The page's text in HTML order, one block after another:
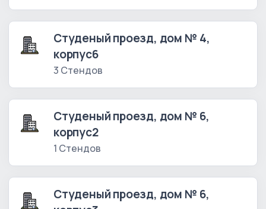
Студеный проезд, дом № 4,
корпус6
3 Стендов
Студеный проезд, дом № 6,
корпус2
1 Стендов
Студеный проезд, дом № 6,